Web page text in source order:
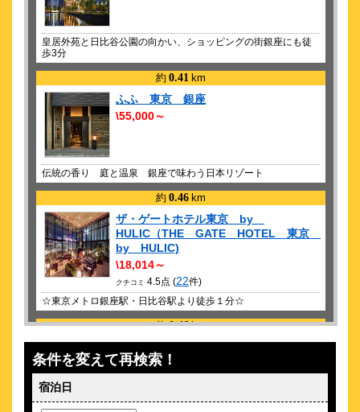
中森明菜 AKINA NAKAMORI LIVE TOUR 2026
中森明菜 AKINA NAKAMORI LIVE TOUR 2026
2026/ 9/22 (火)
鈴木雅之 masayuki suzuki taste of martini tour 2026 Step123
season2 70 / 40th anniversary
井上芳雄 芳雄のミュー Dream Fes.
2026/ 9/26 (土)
INTERSTELLAR LIVE
2026/ 9/28 (月)
朗読劇 READING WORLD ユネスコ世界記憶遺産 舞鶴への生還
約束の果て 再演
2026/ 9/29 (火)
朗読劇 READING WORLD ユネスコ世界記憶遺産 舞鶴への生還
約束の果て 再演
JUJU ジュジュ HALL TOUR 2026 純喫茶JUJU 時間旅行
2026/10/29 (木)
The 51st Anniversary 俺たちの旅 スペシャルコンサート
皇居外苑と日比谷公園の向かい、ショッピングの街銀座にも徒
歩3分
約 0.41 km
ふふ 東京 銀座
\55,000～
伝統の香り 庭と温泉 銀座で味わう日本リゾート
約 0.46 km
ザ・ゲートホテル東京 by
HULIC（THE GATE HOTEL 東京
by HULIC)
\18,014～
クチコミ 4.5点 (22件)
☆東京メトロ銀座駅・日比谷駅より徒歩１分☆
約 0.46 km
\29,221～
条件を変えて再検索！
宿泊日